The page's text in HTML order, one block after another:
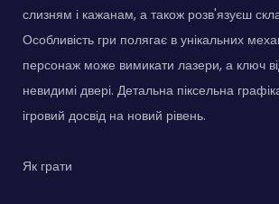
слизням і кажанам, а також розв'язуєш
Особливість гри полягає в унікальних
персонаж може вимикати лазери, а ключ
невидимі двері. Детальна піксельна
ігровий досвід на новий рівень.
Як грати